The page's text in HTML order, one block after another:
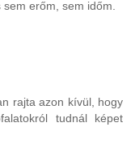
erőm, sem időm.
rajta azon kívül, hogy
tudnál képet